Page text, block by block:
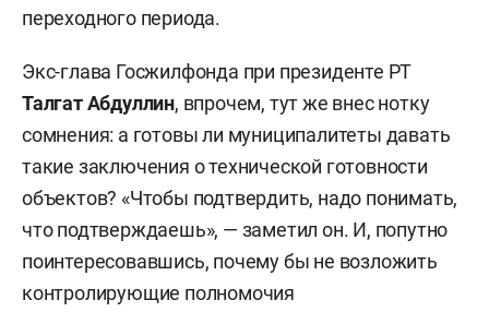
переходного периода.
Экс-глава Госжилфонда при президенте РТ
Талгат Абдуллин, впрочем, тут же внес нотку
сомнения: а готовы ли муниципалитеты давать
такие заключения о технической готовности
объектов? «Чтобы подтвердить, надо понимать,
что подтверждаешь», — заметил он. И, попутно
поинтересовавшись, почему бы не возложить
контролирующие полномочия